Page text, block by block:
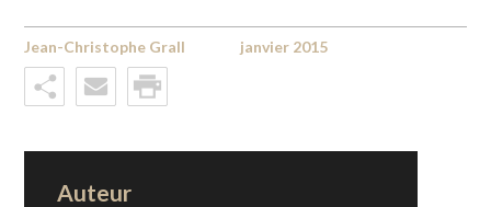
Jean-Christophe Grall janvier 2015
Auteur